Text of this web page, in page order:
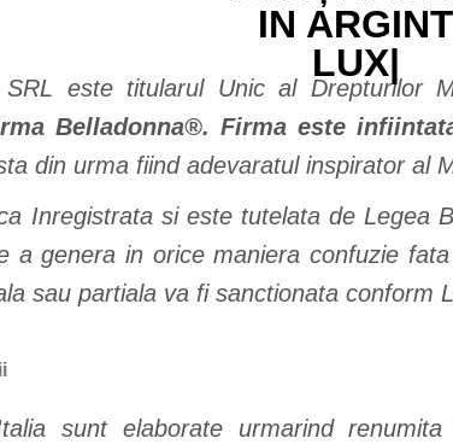
este titularul Unic al Drepturilor
Belladonna®. Firma este
din urma fiind adevaratul inspirator al
Inregistrata si este tutelata de Legea
a genera in orice maniera confuzie
sau partiala va fi sanctionata conform
sunt elaborate urmarind renumita